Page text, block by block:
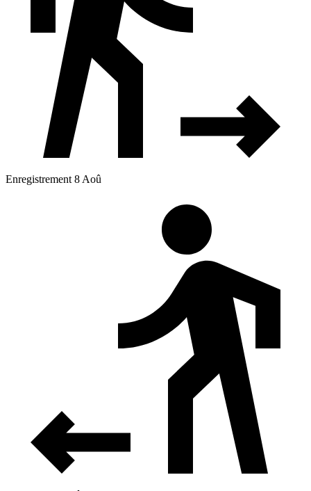
Enregistrement 8 Aoû